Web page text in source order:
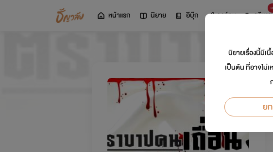
หน้าแรก นิยาย อีบุ๊ก การ์ตูน ดรีมแ
นิยายเรื่องนี้มีเ
เป็นต้น ที่อาจไม่
ย